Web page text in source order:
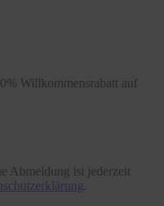
Willkommensrabatt auf
Abmeldung ist jederzeit